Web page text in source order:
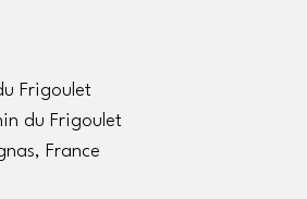
Frigoulet
du Frigoulet
France